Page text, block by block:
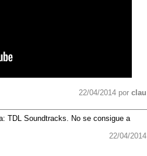
22/04/2014 por clau
TDL Soundtracks. No se consigue a
22/04/2014